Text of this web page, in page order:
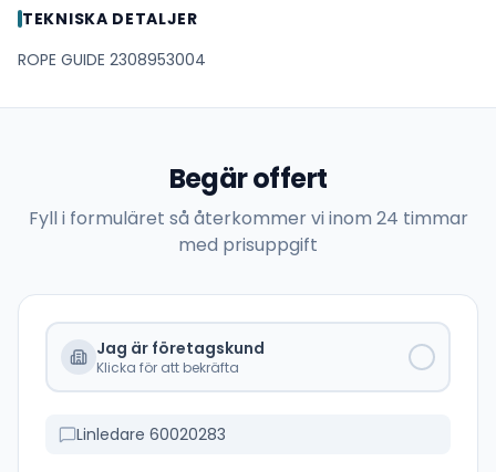
TEKNISKA DETALJER
ROPE GUIDE 2308953004
Begär offert
Fyll i formuläret så återkommer vi inom 24 timmar
med prisuppgift
Jag är företagskund
Klicka för att bekräfta
Linledare 60020283